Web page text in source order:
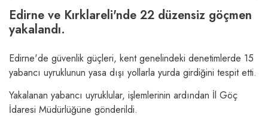
Edirne ve Kırklareli'nde 22 düzensiz göçmen
yakalandı.
Edirne'de güvenlik güçleri, kent genelindeki denetimlerde 15
yabancı uyruklunun yasa dışı yollarla yurda girdiğini tespit etti.
Yakalanan yabancı uyruklular, işlemlerinin ardından İl Göç
İdaresi Müdürlüğüne gönderildi.